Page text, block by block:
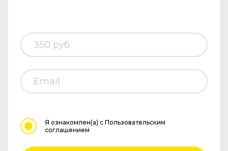
Я ознакомлен(а) с Пользовательским
соглашением